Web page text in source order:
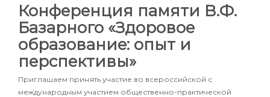
Конференция памяти В.Ф.
Базарного «Здоровое
образование: опыт и
перспективы»
Приглашаем принять участие во всероссийской с
международным участием общественно-практической